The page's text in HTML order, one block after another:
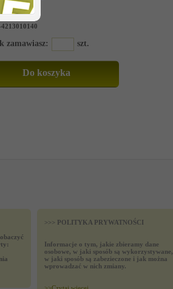
4213010140
zamawiasz: szt.
>>> POLITYKA PRYWATNOŚCI
Informacje o tym, jakie zbieramy dane
osobowe, w jaki sposób są wykorzystywane,
w jaki sposób są zabezieczone i jak można
wprowadzać w nich zmiany.